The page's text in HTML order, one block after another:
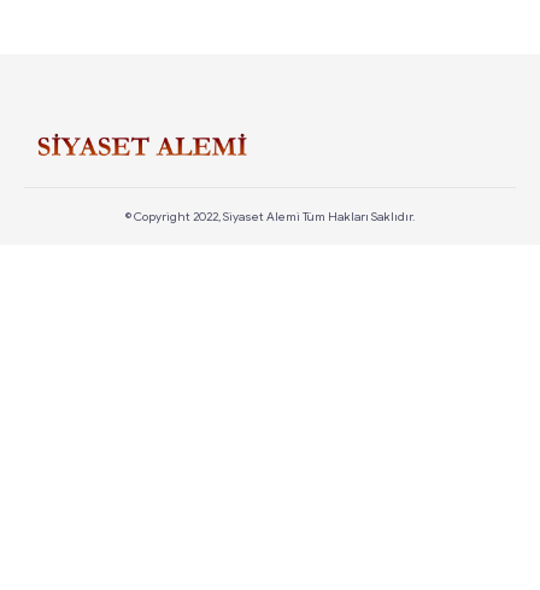
© Copyright 2022, Siyaset Alemi Tüm Hakları Saklıdır.